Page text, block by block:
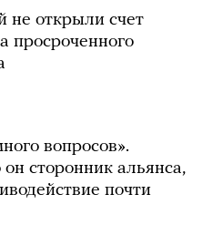
не открыли счет
просроченного
вопросов».
сторонник альянса,
почти